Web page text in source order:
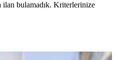
bulamadık. Kriterlerinize